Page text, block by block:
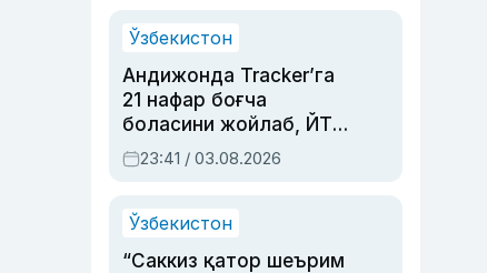
Ўзбекистон
Андижонда Tracker’га
21 нафар боғча
боласини жойлаб, ЙТҲ
содир этган аёлга суд
ҳукми ўқилди
23:41 / 03.08.2026
Ўзбекистон
“Саккиз қатор шеърим